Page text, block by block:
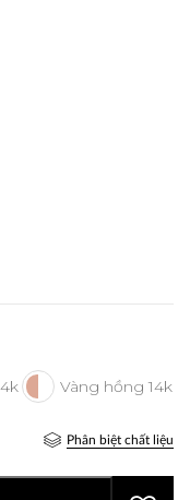
Phân biệt chất liệu